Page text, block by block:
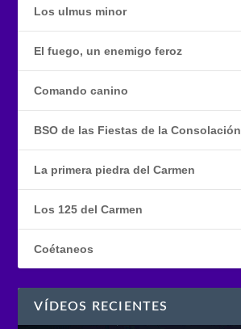
Los ulmus minor
El fuego, un enemigo feroz
Comando canino
BSO de las Fiestas de la Consolación
La primera piedra del Carmen
Los 125 del Carmen
Coétaneos
VÍDEOS RECIENTES